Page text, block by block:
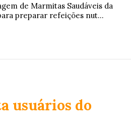
de Marmitas Saudáveis da
preparar refeições nut...
usuários do